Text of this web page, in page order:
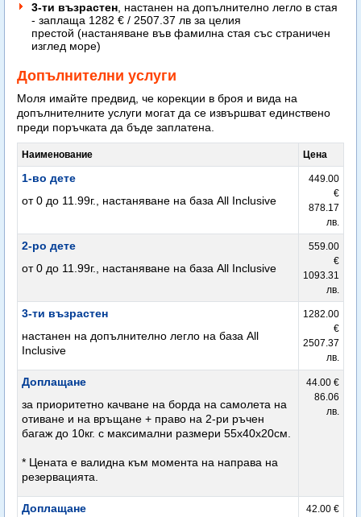
3-ти възрастен , настанен на допълнително легло в стая
- заплаща 1282 € / 2507.37 лв за целия
престой (настаняване във фамилна стая със страничен
изглед море)
Допълнителни услуги
Моля имайте предвид, че корекции в броя и вида на
допълнителните услуги могат да се извършват единствено
преди поръчката да бъде заплатена.
Наименование Цена
1-во дете
от 0 до 11.99г., настаняване на база All Inclusive
449.00
€
878.17
лв.
2-ро дете
от 0 до 11.99г., настаняване на база All Inclusive
559.00
€
1093.31
лв.
3-ти възрастен
настанен на допълнително легло на база All
Inclusive
1282.00
€
2507.37
лв.
Доплащане
за приоритетно качване на борда на самолета на
отиване и на връщане + право на 2-ри ръчен
багаж до 10кг. с максимални размери 55х40х20см.
* Цената е валидна към момента на направа на
резервацията.
44.00 €
86.06
лв.
Доплащане
42.00 €